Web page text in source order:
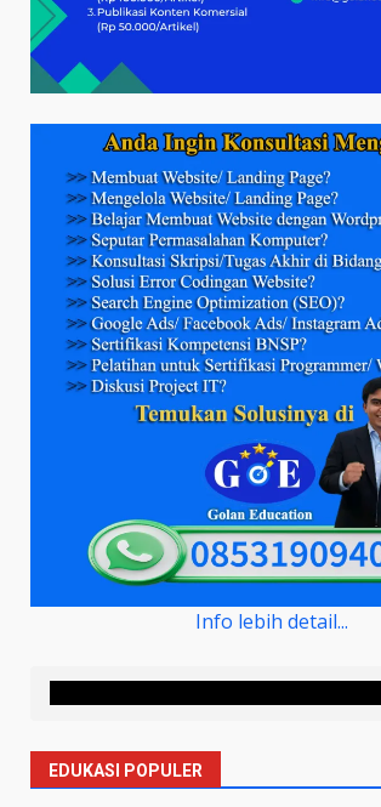
Info lebih detail...
EDUKASI POPULER